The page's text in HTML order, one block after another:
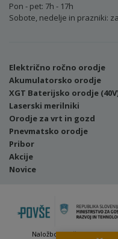
Pon - pet: 7h - 17h
Sobote, nedelje in prazniki:
Električno ročno orodje
Akumulatorsko orodje
XGT Baterijsko orodje
Laserski merilniki
Orodje za vrt in gozd
Pnevmatsko orodje
Pribor
Akcije
Novice
Naložbo (Vavčer za